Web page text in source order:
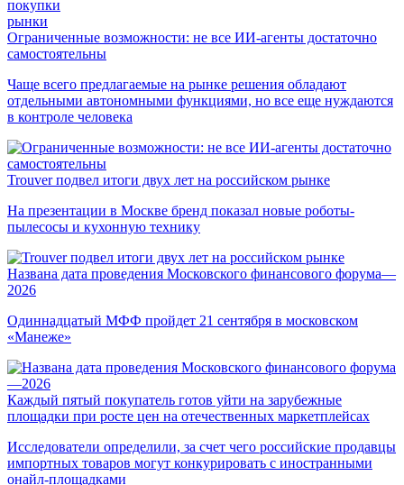
рынки
Ограниченные возможности: не все ИИ-агенты достаточно
самостоятельны
Чаще всего предлагаемые на рынке решения обладают
отдельными автономными функциями, но все еще нуждаются
в контроле человека
Trouver подвел итоги двух лет на российском рынке
На презентации в Москве бренд показал новые роботы-
пылесосы и кухонную технику
Названа дата проведения Московского финансового форума—
2026
Одиннадцатый МФФ пройдет 21 сентября в московском
«Манеже»
Каждый пятый покупатель готов уйти на зарубежные
площадки при росте цен на отечественных маркетплейсах
Исследователи определили, за счет чего российские продавцы
импортных товаров могут конкурировать с иностранными
онайл-площадками